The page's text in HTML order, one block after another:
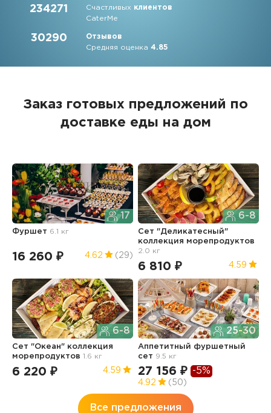
234271 Счастливых клиентов
CaterMe
30290
Отзывов
Средняя оценка4.85
Заказ готовых предложений по
доставке еды на дом
17
Фуршет 6.1 кг
16 260 ₽ 4.62 (29)
6-8
Сет "Деликатесный"
коллекция морепродуктов
2.0 кг
6 810 ₽ 4.59
6-8
Сет "Океан" коллекция
морепродуктов1.6 кг
6 220 ₽ 4.59
25-30
Аппетитный фуршетный
сет 9.5 кг
27 156 ₽ -5%
4.92 (50)
Все предложения